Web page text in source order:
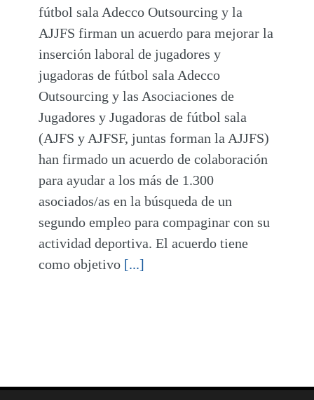
fútbol sala Adecco Outsourcing y la
AJJFS firman un acuerdo para mejorar la
inserción laboral de jugadores y
jugadoras de fútbol sala Adecco
Outsourcing y las Asociaciones de
Jugadores y Jugadoras de fútbol sala
(AJFS y AJFSF, juntas forman la AJJFS)
han firmado un acuerdo de colaboración
para ayudar a los más de 1.300
asociados/as en la búsqueda de un
segundo empleo para compaginar con su
actividad deportiva. El acuerdo tiene
como objetivo [...]